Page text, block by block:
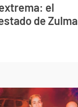
el
de Zulma